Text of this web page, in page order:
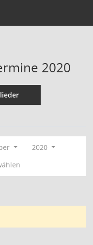
2020
2020